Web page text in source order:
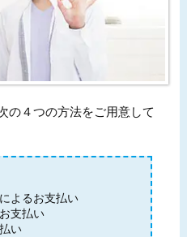
の４つの方法をご用意して
によるお支払い
支払い
い